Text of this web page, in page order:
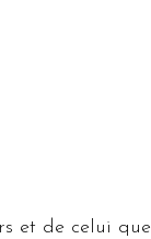
et de celui que